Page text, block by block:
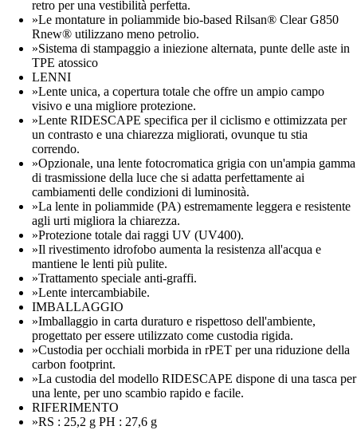
retro per una vestibilità perfetta.
»Le montature in poliammide bio-based Rilsan® Clear G850
Rnew® utilizzano meno petrolio.
»Sistema di stampaggio a iniezione alternata, punte delle aste in
TPE atossico
LENNI
»Lente unica, a copertura totale che offre un ampio campo
visivo e una migliore protezione.
»Lente RIDESCAPE specifica per il ciclismo e ottimizzata per
un contrasto e una chiarezza migliorati, ovunque tu stia
correndo.
»Opzionale, una lente fotocromatica grigia con un'ampia gamma
di trasmissione della luce che si adatta perfettamente ai
cambiamenti delle condizioni di luminosità.
»La lente in poliammide (PA) estremamente leggera e resistente
agli urti migliora la chiarezza.
»Protezione totale dai raggi UV (UV400).
»Il rivestimento idrofobo aumenta la resistenza all'acqua e
mantiene le lenti più pulite.
»Trattamento speciale anti-graffi.
»Lente intercambiabile.
IMBALLAGGIO
»Imballaggio in carta duraturo e rispettoso dell'ambiente,
progettato per essere utilizzato come custodia rigida.
»Custodia per occhiali morbida in rPET per una riduzione della
carbon footprint.
»La custodia del modello RIDESCAPE dispone di una tasca per
una lente, per uno scambio rapido e facile.
RIFERIMENTO
»RS : 25,2 g PH : 27,6 g